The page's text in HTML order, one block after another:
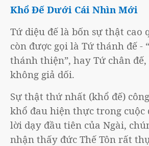
Khổ Đế Dưới Cái Nhìn Mới
Tứ diệu đế là bốn sự thật cao
còn được gọi là Tứ thánh đế -
thánh thiện”, hay Tứ chân đế,
không giả dối.
Sự thật thứ nhất (khổ đế)
khổ đau hiện thực trong cuộc
lời dạy đầu tiên của Ngài,
nhận thấy đức Thế Tôn rất